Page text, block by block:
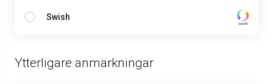
Swish
Ytterligare anmärkningar